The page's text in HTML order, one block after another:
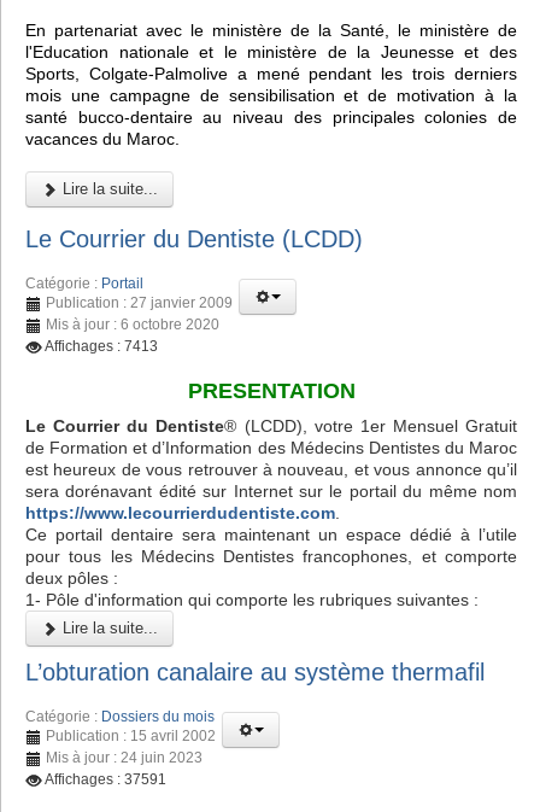
En partenariat avec le ministère de la Santé, le ministère de
l'Education nationale et le ministère de la Jeunesse et des
Sports, Colgate-Palmolive a mené pendant les trois derniers
mois une campagne de sensibilisation et de motivation à la
santé bucco-dentaire au niveau des principales colonies de
vacances du Maroc.
Lire la suite...
Le Courrier du Dentiste (LCDD)
Catégorie : Portail
Publication : 27 janvier 2009
Mis à jour : 6 octobre 2020
Affichages : 7413
PRESENTATION
Le Courrier du Dentiste® (LCDD), votre 1er Mensuel Gratuit
de Formation et d’Information des Médecins Dentistes du Maroc
est heureux de vous retrouver à nouveau, et vous annonce qu’il
sera dorénavant édité sur Internet sur le portail du même nom
https://www.lecourrierdudentiste.com
Ce portail dentaire sera maintenant un espace dédié à l’utile
pour tous les Médecins Dentistes francophones, et comporte
deux pôles :
1- Pôle d'information qui comporte les rubriques suivantes :
Lire la suite...
L’obturation canalaire au système thermafil
Catégorie : Dossiers du mois
Publication : 15 avril 2002
Mis à jour : 24 juin 2023
Affichages : 37591